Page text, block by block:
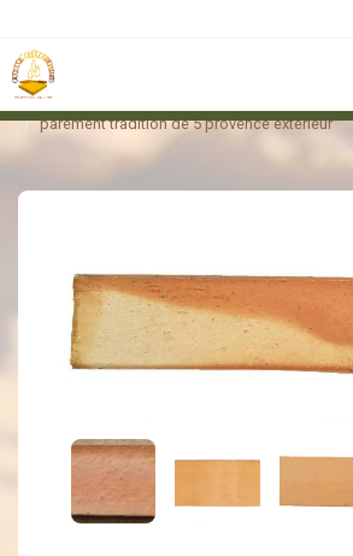
parement
parement tradition de 5 provence extérieur